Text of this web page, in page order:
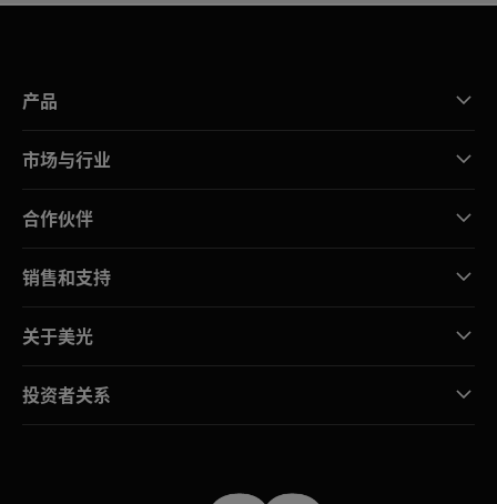
产品
市场与行业
合作伙伴
销售和支持
关于美光
投资者关系